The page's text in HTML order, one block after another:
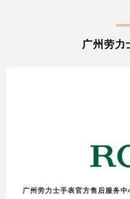
广州劳力
广州劳力士手表官方售后服务